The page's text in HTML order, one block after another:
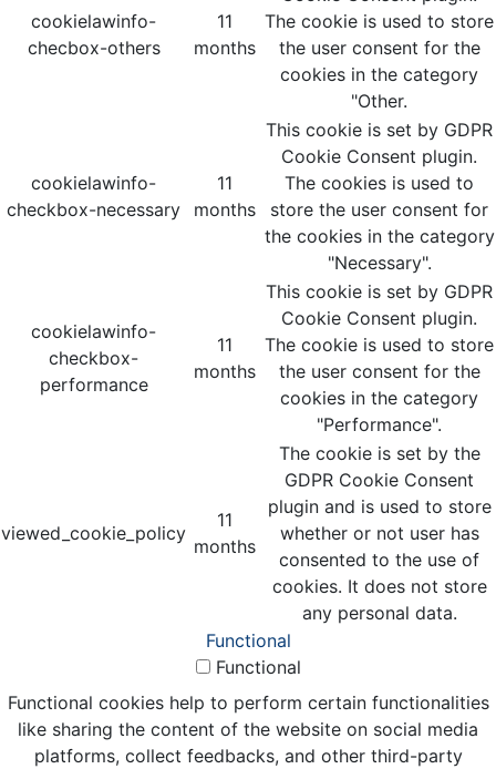
cookielawinfo-
checbox-others
11
months
The cookie is used to store
the user consent for the
cookies in the category
"Other.
cookielawinfo-
checkbox-necessary
11
months
This cookie is set by GDPR
Cookie Consent plugin.
The cookies is used to
store the user consent for
the cookies in the category
"Necessary".
cookielawinfo-
checkbox-
performance
11
months
This cookie is set by GDPR
Cookie Consent plugin.
The cookie is used to store
the user consent for the
cookies in the category
"Performance".
viewed_cookie_policy
11
months
The cookie is set by the
GDPR Cookie Consent
plugin and is used to store
whether or not user has
consented to the use of
cookies. It does not store
any personal data.
Functional
Functional
Functional cookies help to perform certain functionalities
like sharing the content of the website on social media
platforms, collect feedbacks, and other third-party